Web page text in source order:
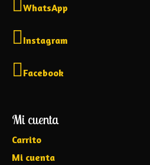
WhatsApp
Instagram
Facebook
Mi cuenta
Carrito
Mi cuenta